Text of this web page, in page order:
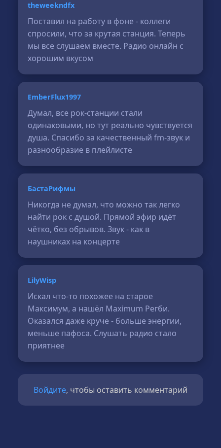
theweekndfx
Поставил на работу в фоне - коллеги
спросили, что за крутая станция. Теперь
мы все слушаем вместе. Радио онлайн с
хорошим вкусом
EmberFlux1997
Думал, все рок-станции стали
одинаковыми, но тут реально чувствуется
душа. Спасибо за качественный fm-звук и
разнообразие в плейлисте
БастаРифмы
Никогда не думал, что можно так легко
найти рок с душой. Прямой эфир идёт
чётко, без обрывов. Звук - как в
наушниках на концерте
LilyWisp
Искал что-то похожее на старое
Максимум, а нашёл Maximum Регби.
Оказался даже круче - больше энергии,
меньше пафоса. Слушать радио стало
приятнее
Войдите, чтобы оставить комментарий